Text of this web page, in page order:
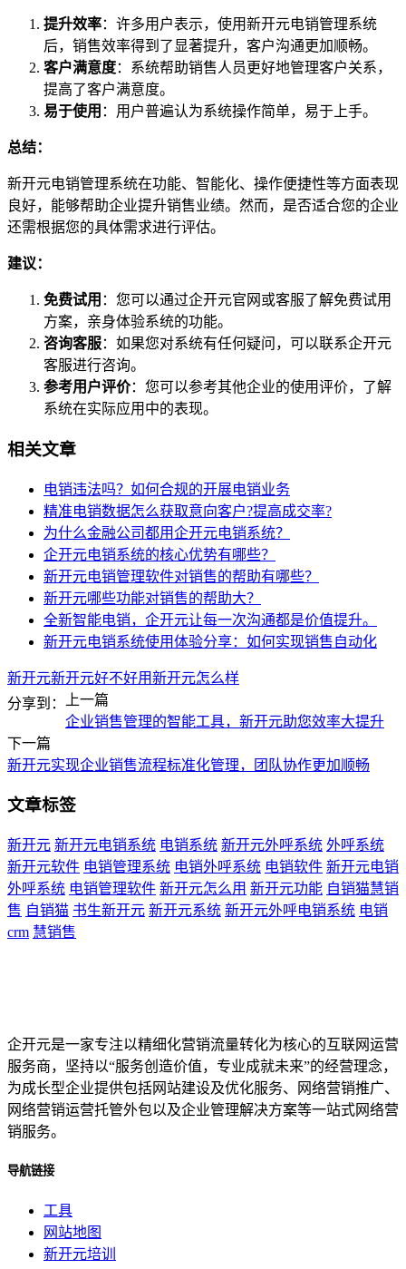
提升效率：许多用户表示，使用新开元电销管理系统
后，销售效率得到了显著提升，客户沟通更加顺畅。
客户满意度：系统帮助销售人员更好地管理客户关系，
提高了客户满意度。
易于使用 ：用户普遍认为系统操作简单，易于上手。
总结：
新开元电销管理系统在功能、智能化、操作便捷性等方面表现
良好，能够帮助企业提升销售业绩。然而，是否适合您的企业
还需根据您的具体需求进行评估。
建议：
免费试用 ：您可以通过企开元官网或客服了解免费试用
方案，亲身体验系统的功能。
咨询客服：如果您对系统有任何疑问，可以联系企开元
客服进行咨询。
参考用户评价：您可以参考其他企业的使用评价，了解
系统在实际应用中的表现。
相关文章
电销违法吗？如何合规的开展电销业务
精准电销数据怎么获取意向客户?提高成交率?
为什么金融公司都用企开元电销系统？
企开元电销系统的核心优势有哪些？
新开元电销管理软件对销售的帮助有哪些？
新开元哪些功能对销售的帮助大？
全新智能电销，企开元让每一次沟通都是价值提升。
新开元电销系统使用体验分享：如何实现销售自动化
新开元新开元好不好用新开元怎么样
分享到：
上一篇
企业销售管理的智能工具，新开元助您效率大提升
下一篇
新开元实现企业销售流程标准化管理，团队协作更加顺畅
文章标签
新开元 新开元电销系统 电销系统 新开元外呼系统 外呼系统
新开元软件 电销管理系统 电销外呼系统 电销软件 新开元电销
外呼系统 电销管理软件 新开元怎么用 新开元功能 自销猫慧销
售 自销猫 书生新开元 新开元系统 新开元外呼电销系统 电销
crm 慧销售
企开元是一家专注以精细化营销流量转化为核心的互联网运营
服务商，坚持以“服务创造价值，专业成就未来”的经营理念，
为成长型企业提供包括网站建设及优化服务、网络营销推广、
网络营销运营托管外包以及企业管理解决方案等一站式网络营
销服务。
导航链接
工具
网站地图
新开元培训